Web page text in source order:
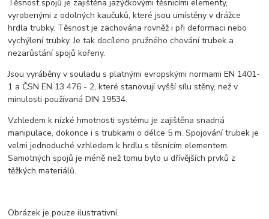
Těsnost spojů je zajištěna jazýčkovými těsnicími elementy,
vyrobenými z odolných kaučuků, které jsou umístěny v drážce
hrdla trubky. Těsnost je zachována rovněž i při deformaci nebo
vychýlení trubky. Je tak docíleno pružného chování trubek a
nezarůstání spojů kořeny.
Jsou vyráběny v souladu s platnými evropskými normami EN 1401-
1 a ČSN EN 13 476 - 2, které stanovují vyšší sílu stěny, než v
minulosti používaná DIN 19534.
Vzhledem k nízké hmotnosti systému je zajištěna snadná
manipulace, dokonce i s trubkami o délce 5 m. Spojování trubek je
velmi jednoduché vzhledem k hrdlu s těsnícím elementem.
Samotných spojů je méně než tomu bylo u dřívějších prvků z
těžkých materiálů.
Obrázek je pouze ilustrativní.